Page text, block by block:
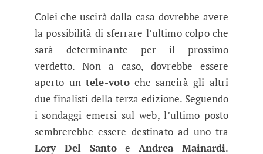
Colei che uscirà dalla casa dovrebbe avere
la possibilità di sferrare l’ultimo colpo che
sarà determinante per il prossimo
verdetto. Non a caso, dovrebbe essere
aperto untele-voto che sancirà gli altri
due finalisti della terza edizione. Seguendo
i sondaggi emersi sul web, l’ultimo posto
sembrerebbe essere destinato ad uno tra
Lory Del Santo eAndrea Mainardi.